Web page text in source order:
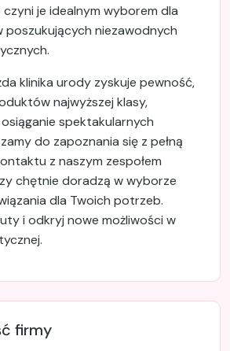
je idealnym wyborem dla
niezawodnych
klinika urody zyskuje pewność,
najwyższej klasy,
spektakularnych
do zapoznania się z pełną
z naszym zespołem
chętnie doradzą w wyborze
dla Twoich potrzeb.
i odkryj nowe możliwości w
firmy